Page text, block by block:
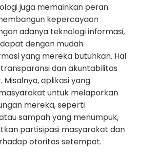
juga memainkan peran
kepercayaan
adanya teknologi informasi,
dengan mudah
yang mereka butuhkan. Hal
dan akuntabilitas
Misalnya, aplikasi yang
untuk melaporkan
mereka, seperti
sampah yang menumpuk,
partisipasi masyarakat dan
otoritas setempat.